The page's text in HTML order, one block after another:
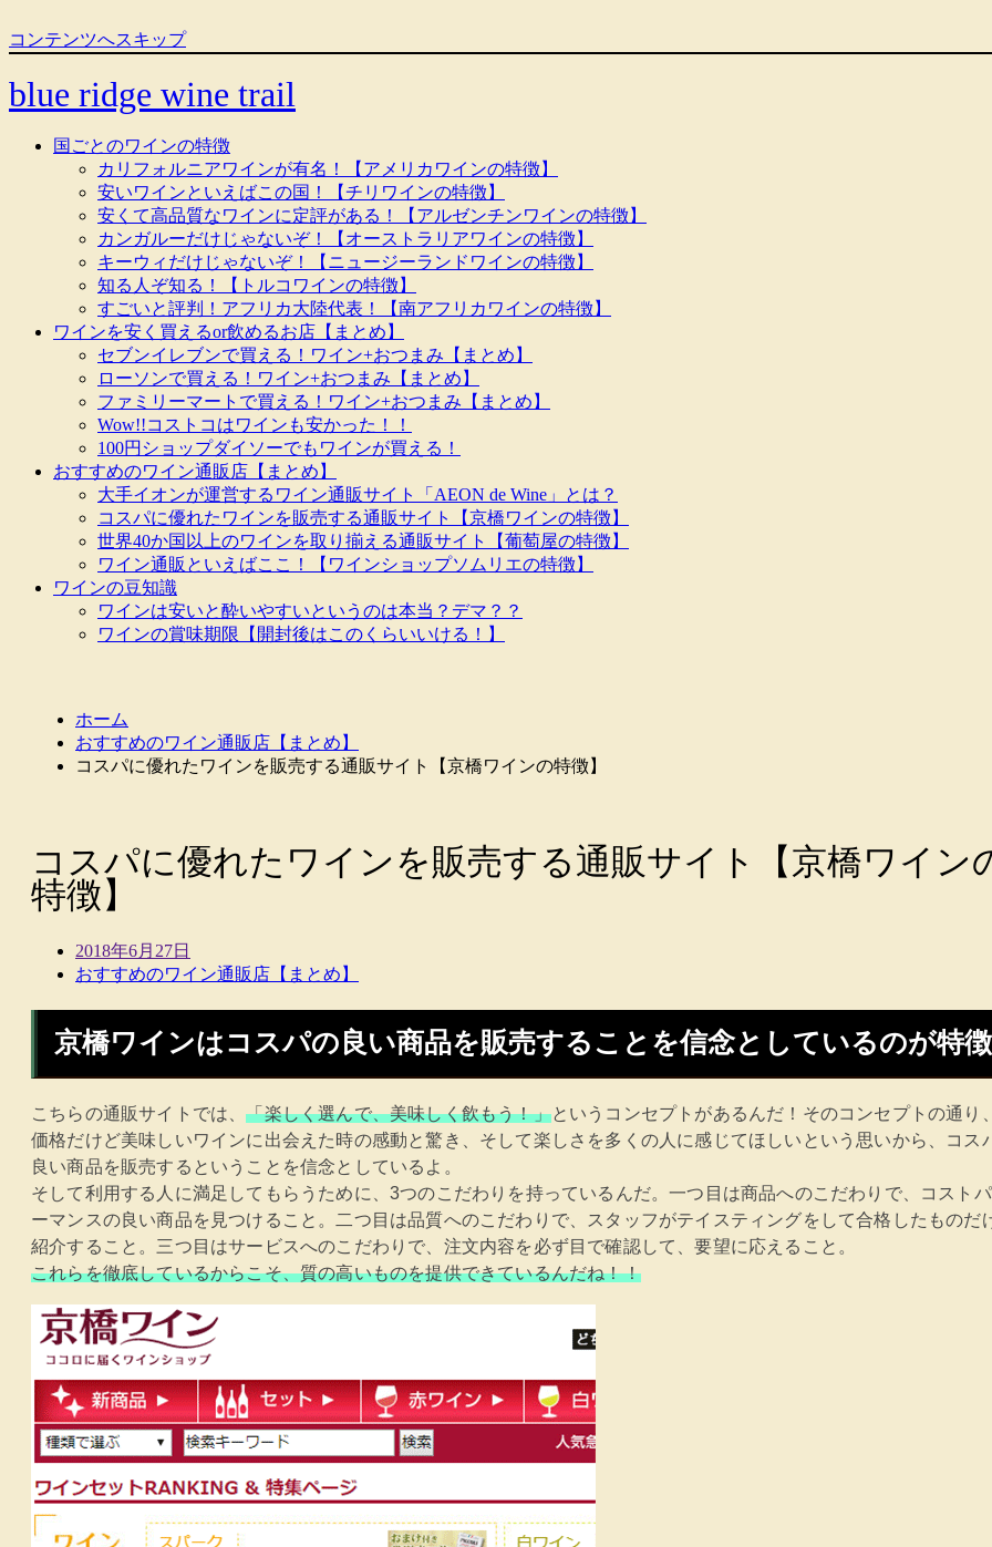
コンテンツへスキップ
blue ridge wine trail
国ごとのワインの特徴
カリフォルニアワインが有名！【アメリカワインの特徴】
安いワインといえばこの国！【チリワインの特徴】
安くて高品質なワインに定評がある！【アルゼンチンワインの特徴】
カンガルーだけじゃないぞ！【オーストラリアワインの特徴】
キーウィだけじゃないぞ！【ニュージーランドワインの特徴】
知る人ぞ知る！【トルコワインの特徴】
すごいと評判！アフリカ大陸代表！【南アフリカワインの特徴】
ワインを安く買えるor飲めるお店【まとめ】
セブンイレブンで買える！ワイン+おつまみ【まとめ】
ローソンで買える！ワイン+おつまみ【まとめ】
ファミリーマートで買える！ワイン+おつまみ【まとめ】
Wow!!コストコはワインも安かった！！
100円ショップダイソーでもワインが買える！
おすすめのワイン通販店【まとめ】
大手イオンが運営するワイン通販サイト「AEON de Wine」とは？
コスパに優れたワインを販売する通販サイト【京橋ワインの特徴】
世界40か国以上のワインを取り揃える通販サイト【葡萄屋の特徴】
ワイン通販といえばここ！【ワインショップソムリエの特徴】
ワインの豆知識
ワインは安いと酔いやすいというのは本当？デマ？？
ワインの賞味期限【開封後はこのくらいいける！】
ホーム
おすすめのワイン通販店【まとめ】
コスパに優れたワインを販売する通販サイト【京橋ワインの特徴】
コスパに優れたワインを販売する通販サイト【京橋ワイン
特徴】
2018年6月27日
おすすめのワイン通販店【まとめ】
京橋ワインはコスパの良い商品を販売することを信念としているのが特徴
こちらの通販サイトでは、「楽しく選んで、美味しく飲もう！」というコンセプトがあるんだ！そのコンセプトの通り
価格だけど美味しいワインに出会えた時の感動と驚き、そして楽しさを多くの人に感じてほしいという思いから、コス
良い商品を販売するということを信念としているよ。
そして利用する人に満足してもらうために、3つのこだわりを持っているんだ。一つ目は商品へのこだわりで、コスト
ーマンスの良い商品を見つけること。二つ目は品質へのこだわりで、スタッフがテイスティングをして合格したものだ
紹介すること。三つ目はサービスへのこだわりで、注文内容を必ず目で確認して、要望に応えること。
これらを徹底しているからこそ、質の高いものを提供できているんだね！！